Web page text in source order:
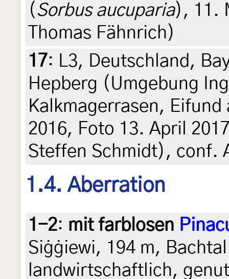
( Sorbus aucuparia), 11.
Thomas Fähnrich)
17: L3, Deutschland,
Hepberg (Umgebung
Kalkmagerrasen,
2016, Foto 13. April
Steffen Schmidt), conf.
1.4. Aberration
1-2: mit farblosen
Siġġiewi, 194 m,
landwirtschaftlich,